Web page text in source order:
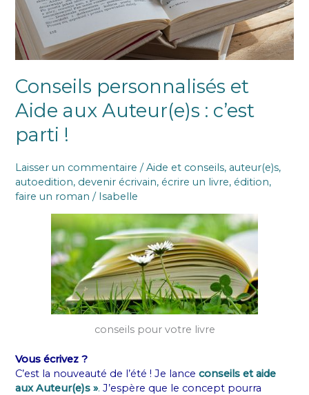
Conseils personnalisés et
Aide aux Auteur(e)s : c’est
parti !
Laisser un commentaire /Aide et conseils, auteur(e)s,
autoedition, devenir écrivain, écrire un livre, édition,
faire un roman / Isabelle
conseils pour votre livre
Vous écrivez ?
C’est la nouveauté de l’été ! Je lanceconseils et aide
aux Auteur(e)s ». J’espère que le concept pourra